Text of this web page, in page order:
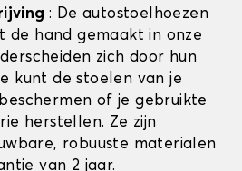
: De autostoelhoezen
de hand gemaakt in onze
zich door hun
kunt de stoelen van je
of je gebruikte
herstellen. Ze zijn
robuuste materialen
van 2 jaar.